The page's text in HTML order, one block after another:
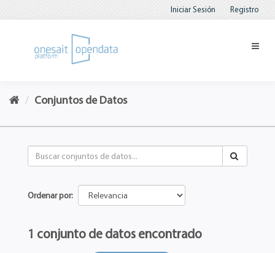
Iniciar Sesión Registro
Conjuntos de Datos
Ordenar por
1 conjunto de datos encontrado